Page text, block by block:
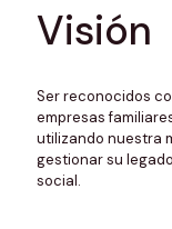
Visión
Ser reconocidos
empresas
utilizando nuestra
gestionar su
social.